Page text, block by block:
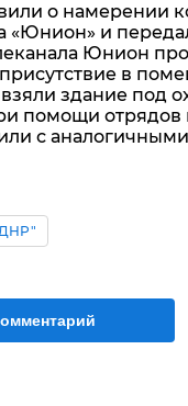
о намерении
«Юнион» и
Юнион
в
здание под
помощи
с